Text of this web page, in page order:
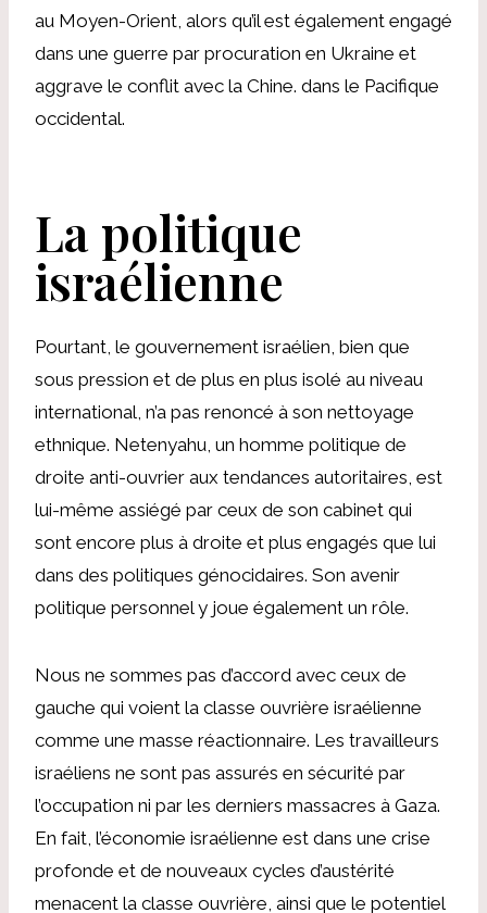
au Moyen-Orient, alors qu’il est également engagé
dans une guerre par procuration en Ukraine et
aggrave le conflit avec la Chine. dans le Pacifique
occidental.
La politique
israélienne
Pourtant, le gouvernement israélien, bien que
sous pression et de plus en plus isolé au niveau
international, n’a pas renoncé à son nettoyage
ethnique. Netenyahu, un homme politique de
droite anti-ouvrier aux tendances autoritaires, est
lui-même assiégé par ceux de son cabinet qui
sont encore plus à droite et plus engagés que lui
dans des politiques génocidaires. Son avenir
politique personnel y joue également un rôle.
Nous ne sommes pas d’accord avec ceux de
gauche qui voient la classe ouvrière israélienne
comme une masse réactionnaire. Les travailleurs
israéliens ne sont pas assurés en sécurité par
l’occupation ni par les derniers massacres à Gaza.
En fait, l’économie israélienne est dans une crise
profonde et de nouveaux cycles d’austérité
menacent la classe ouvrière, ainsi que le potentiel